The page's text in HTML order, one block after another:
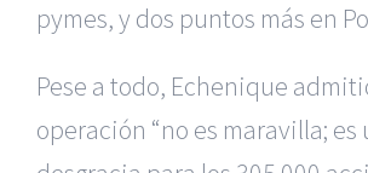
pymes, y dos puntos más en
Pese a todo, Echenique
operación “no es maravilla; es